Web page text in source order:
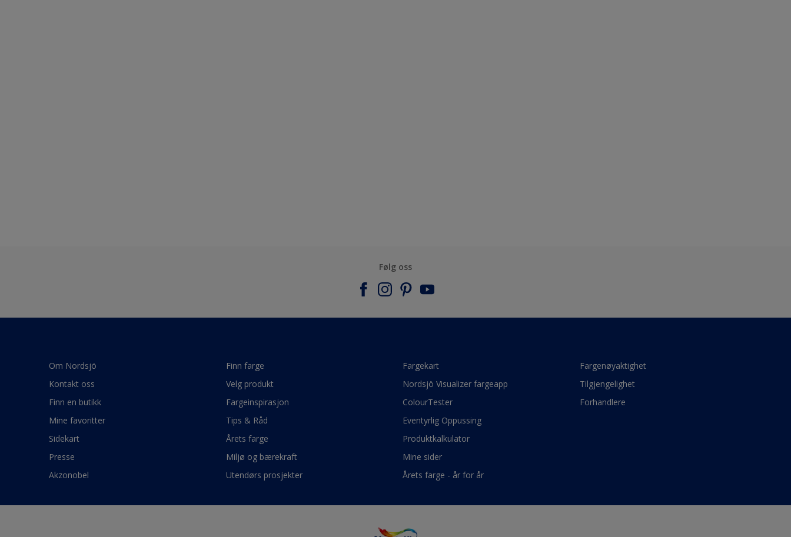
Følg oss
Om Nordsjö
Kontakt oss
Finn en butikk
Mine favoritter
Sidekart
Presse
Akzonobel
Finn farge
Velg produkt
Fargeinspirasjon
Tips & Råd
Årets farge
Miljø og bærekraft
Utendørs prosjekter
Fargekart
Nordsjö Visualizer fargeapp
ColourTester
Eventyrlig Oppussing
Produktkalkulator
Mine sider
Årets farge - år for år
Fargenøyaktighet
Tilgjengelighet
Forhandlere